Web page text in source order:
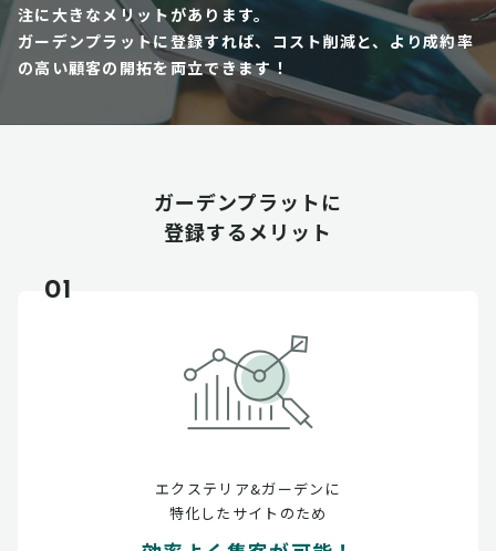
注に大きなメリットがあります。
ガーデンプラットに登録すれば、コスト削減と、より成約率
の高い顧客の開拓を両立できます！
ガーデンプラットに
登録するメリット
01
エクステリア&ガーデンに
特化したサイトのため